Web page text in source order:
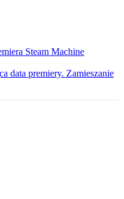
Steam Machine
data premiery. Zamieszanie